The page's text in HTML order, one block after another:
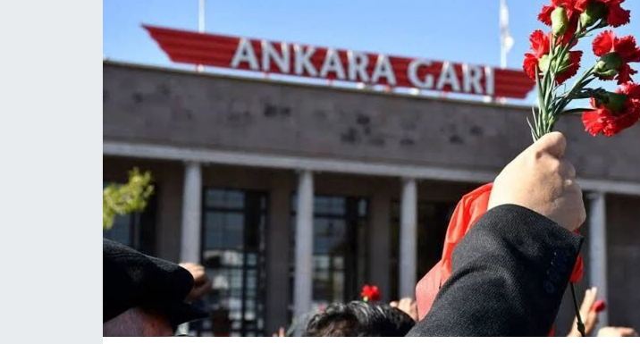
SAĞLIK
KÜLTÜR-SANAT
MAGAZİN
ÖZEL HABER
YAZAR KÖŞESİ
SİYASET